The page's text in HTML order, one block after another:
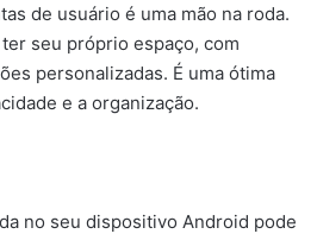
de usuário é uma mão na roda.
seu próprio espaço, com
personalizadas. É uma ótima
e a organização.
no seu dispositivo Android pode